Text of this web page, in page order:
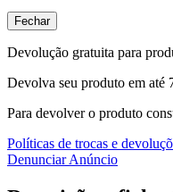
Fechar
Devolução gratuita para
Devolva seu produto em até
Para devolver o produto
Políticas de trocas e
Denunciar Anúncio